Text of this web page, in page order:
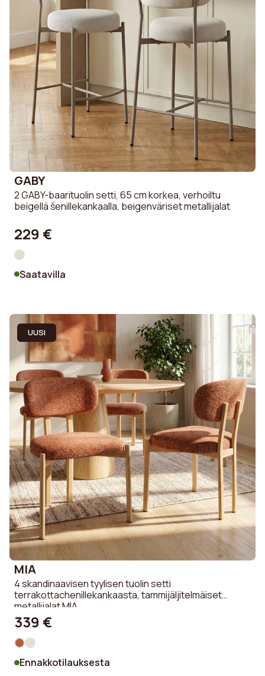
GABY
2 GABY-baarituolin setti, 65 cm korkea, verhoiltu
beigellä šenillekankaalla, beigenväriset metallijalat
229 €
Saatavilla
UUSI
MIA
4 skandinaavisen tyylisen tuolin setti
terrakottachenillekankaasta, tammijäljitelmäiset
metallijalat MIA
339 €
Ennakkotilauksesta